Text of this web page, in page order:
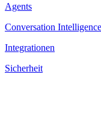
Agents
Conversation Intelligence
Integrationen
Sicherheit